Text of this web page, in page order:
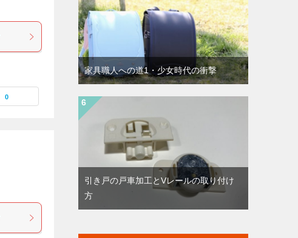
0
家具職人への道1・少女時代の衝撃
引き戸の戸車加工とVレールの取り付け
方